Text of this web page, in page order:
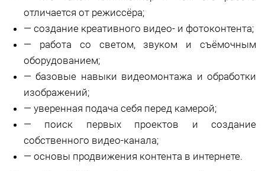
отличается от режиссёра;
— создание креативного видео- и фотоконтента;
— работа со светом, звуком и съёмочным
оборудованием;
— базовые навыки видеомонтажа и обработки
изображений;
— уверенная подача себя перед камерой;
— поиск первых проектов и создание
собственного видео-канала;
— основы продвижения контента в интернете.